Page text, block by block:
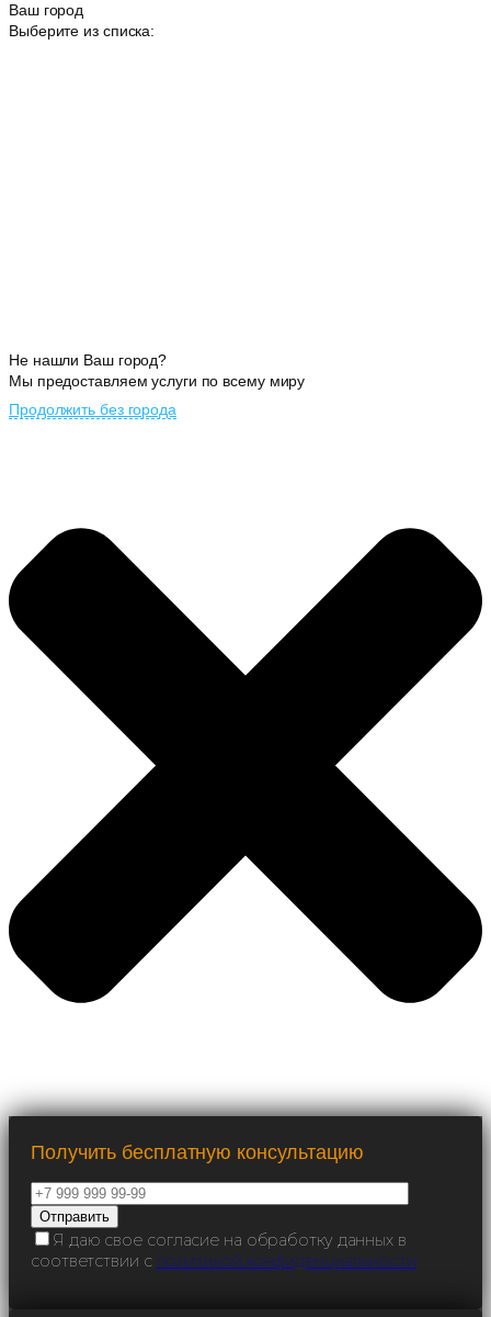
Ваш город
Выберите из списка:
Не нашли Ваш город?
Мы предоставляем услуги по всему миру
Продолжить без города
Получить бесплатную консультацию
Я даю свое согласие на обработку данных в
соответствии с политикой конфиденциальности